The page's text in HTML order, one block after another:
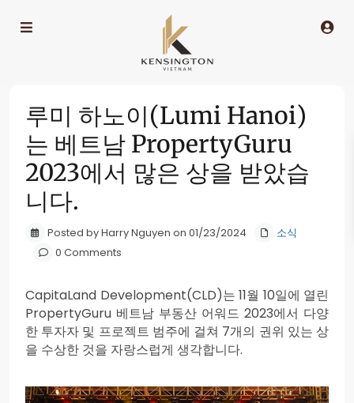
루미 하노이(Lumi Hanoi)
는 베트남 PropertyGuru
2023에서 많은 상을 받았습
니다.
Posted by Harry Nguyen on 01/23/2024
소식
0 Comments
CapitaLand Development(CLD)는 11월 10일에 열린
PropertyGuru 베트남 부동산 어워드 2023에서 다양
한 투자자 및 프로젝트 범주에 걸쳐 7개의 권위 있는 상
을 수상한 것을 자랑스럽게 생각합니다.